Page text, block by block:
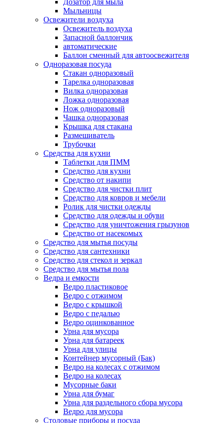
Дозатор для мыла
Мыльницы
Освежители воздуха
Освежитель воздуха
Запасной баллончик
автоматические
Баллон сменный для автоосвежителя
Одноразовая посуда
Стакан одноразовый
Тарелка одноразовая
Вилка одноразовая
Ложка одноразовая
Нож одноразовый
Чашка одноразовая
Крышка для стакана
Размешиватель
Трубочки
Средства для кухни
Таблетки для ПММ
Средство для кухни
Средство от накипи
Средство для чистки плит
Средство для ковров и мебели
Ролик для чистки одежды
Средство для одежды и обуви
Средство для уничтожения грызунов
Средство от насекомых
Средство для мытья посуды
Средство для сантехники
Средство для стекол и зеркал
Средство для мытья пола
Ведра и емкости
Ведро пластиковое
Ведро с отжимом
Ведро с крышкой
Ведро с педалью
Ведро оцинкованное
Урна для мусора
Урна для батареек
Урна для улицы
Контейнер мусорный (Бак)
Ведро на колесах с отжимом
Ведро на колесах
Мусорные баки
Урна для бумаг
Урна для раздельного сбора мусора
Ведро для мусора
Столовые приборы и посуда